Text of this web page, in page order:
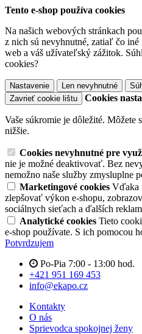
Tento e-shop používa cookies
Na našich webových stránkach
z nich sú nevyhnutné, zatiaľ čo
web a váš užívateľský zážitok.
cookies?
Nastavenie Len nevyhnutné
Zavrieť cookie lištu
Cookies
Vaše súkromie je dôležité. Môžete
nižšie.
Cookies nevyhnutné pre
nie je možné deaktivovať. Bez
nemožno naše služby zmysluplne
Marketingové cookies Vďaka
zlepšovať výkon e-shopu,
sociálnych sieťach a ďalších
Analytické cookies Tieto
e-shop používate. S ich pomocou
Potvrdzujem
Po-Pia 7:00 - 13:00 hod.
+421 951 169 453
info@ekapo.cz
Kontakty
O nás
Sprievodca spokojnej ženy